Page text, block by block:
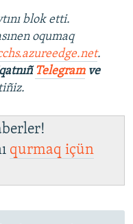
blok etti.
oqumaq
.
Telegramve
qurmaq içün